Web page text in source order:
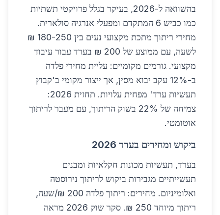
בהשוואה ל-2026, בעיקר בגלל פרויקטי תשתיות
כמו כביש 6 המתקדם ומפעלי אנרגיה סולארית.
מחירי ריתוך מתכת מקצועי נעים בין 180-250 ₪
לשעה, עם ממוצע של 200 ₪ בערד עבור עיבוד
מקצועי. גורמים מקומיים: עליית מחירי פלדה
ב-12% עקב יבוא מסין, אך ייצור מקומי ב'קבוץ
תעשיות ערד' מפחית עלויות. תחזית 2026:
צמיחה של 22% בשוק הריתוך, עם מעבר לריתוך
אוטומטי.
ביקוש ומחירים בערד 2026
בערד, תעשיות מכונות חקלאיות ומבנים
תעשייתיים מגבירות ביקוש לריתוך נירוסטה
ואלומיניום. מחירים: ריתוך פלדה 200 ₪/שעה,
ריתוך מיוחד 250 ₪. סקר שוק 2026 מראה